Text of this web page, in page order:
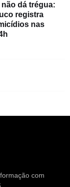
dá trégua:
registra
nas
com